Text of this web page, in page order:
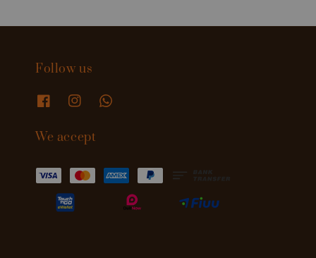
Follow us
We accept